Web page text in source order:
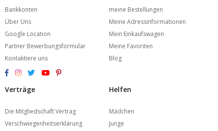
Bankkonten
Über Uns
Google Location
Partner Bewerbungsformular
Kontaktiere uns
meine Bestellungen
Meine Adressinformationen
Mein Einkaufswagen
Meine Favoriten
Blog
Verträge
Die Mitgliedschaft Vertrag
Verschwiegenheitserklärung
Helfen
Mädchen
Junge